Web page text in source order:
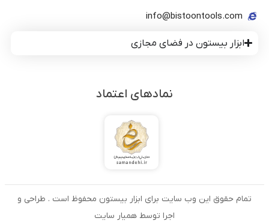
info@bistoontools.com
ابزار بیستون در فضای مجازی
نمادهای اعتماد
تمام حقوق این وب سایت برای ابزار بیستون محفوظ است . طراحی و
اجرا توسط همیار سایت